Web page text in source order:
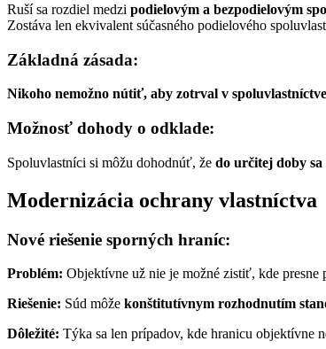
Ruší sa rozdiel medzi podielovým a bezpodielovým
Zostáva len ekvivalent súčasného podielového
Základná zásada:
Nikoho nemožno nútiť, aby zotrval v
Možnosť dohody o odklade:
Spoluvlastníci si môžu dohodnúť, že do určitej doby
Modernizácia ochrany vlastníctva
Nové riešenie sporných hraníc:
Problém: Objektívne už nie je možné zistiť, kde presne
Riešenie: Súd môže konštitutívnym rozhodnutím
Dôležité: Týka sa len prípadov, kde hranicu objektívne